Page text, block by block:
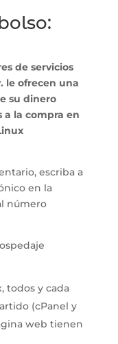
de servicios
le ofrecen una
su dinero
a la compra en
escriba a
en la
número
todos y cada
(cPanel y
web tienen